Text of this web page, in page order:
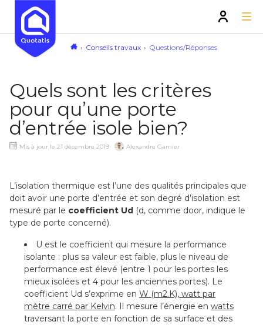
Conseils travaux Questions/Réponses
Quels sont les critères
pour qu’une porte
d’entrée isole bien?
Mis à jour le 21 décembre 2019 Alexandre Garnier
L’isolation thermique est l’une des qualités principales que
doit avoir une porte d’entrée et son degré d’isolation est
mesuré par le coefficient Ud (d, comme door, indique le
type de porte concerné).
U est le coefficient qui mesure la performance
isolante : plus sa valeur est faible, plus le niveau de
performance est élevé (entre 1 pour les portes les
mieux isolées et 4 pour les anciennes portes). Le
coefficient Ud s’exprime en W (m2.K), watt par
mètre carré par Kelvin. Il mesure l’énergie en watts
traversant la porte en fonction de sa surface et des